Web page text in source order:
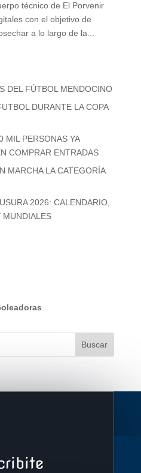
técnico de El Porvenir
con el objetivo de
a lo largo de la...
DEL FÚTBOL MENDOCINO
DURANTE LA COPA
MIL PERSONAS YA
COMPRAR ENTRADAS
MARCHA LA CATEGORÍA
2026: CALENDARIO,
MUNDIALES